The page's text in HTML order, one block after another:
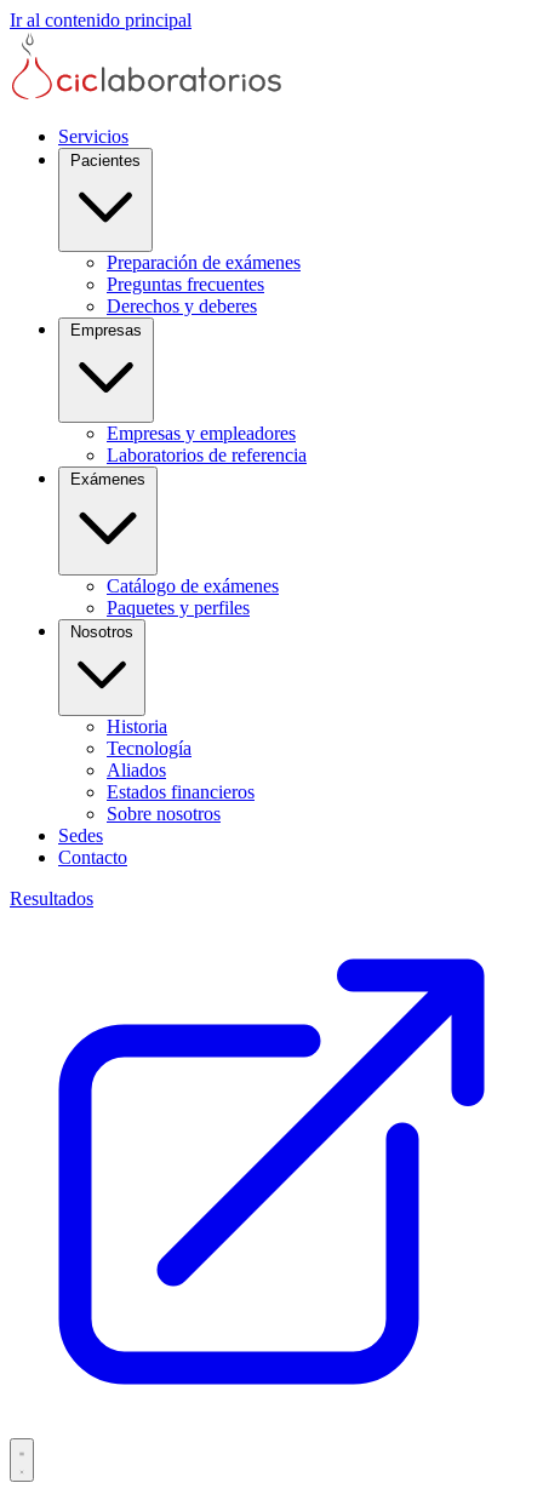
Ir al contenido principal
Servicios
Preparación de exámenes
Preguntas frecuentes
Derechos y deberes
Empresas y empleadores
Laboratorios de referencia
Catálogo de exámenes
Paquetes y perfiles
Historia
Tecnología
Aliados
Estados financieros
Sobre nosotros
Sedes
Contacto
Resultados